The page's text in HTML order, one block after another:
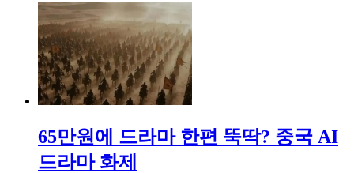
65만원에 드라마 한편 뚝딱? 중국 AI
드라마 화제